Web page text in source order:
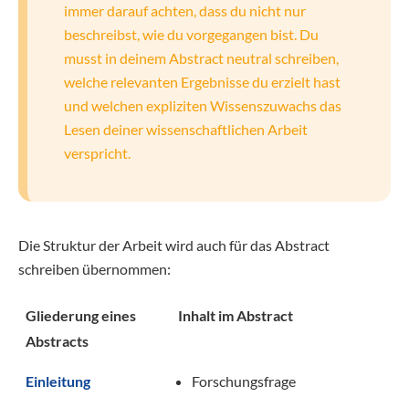
immer darauf achten, dass du nicht nur
beschreibst, wie du vorgegangen bist. Du
musst in deinem Abstract neutral schreiben,
welche relevanten Ergebnisse du erzielt hast
und welchen expliziten Wissenszuwachs das
Lesen deiner wissenschaftlichen Arbeit
verspricht.
Die Struktur der Arbeit wird auch für das Abstract
schreiben übernommen:
Gliederung eines
Abstracts
Inhalt im Abstract
Einleitung
Forschungsfrage